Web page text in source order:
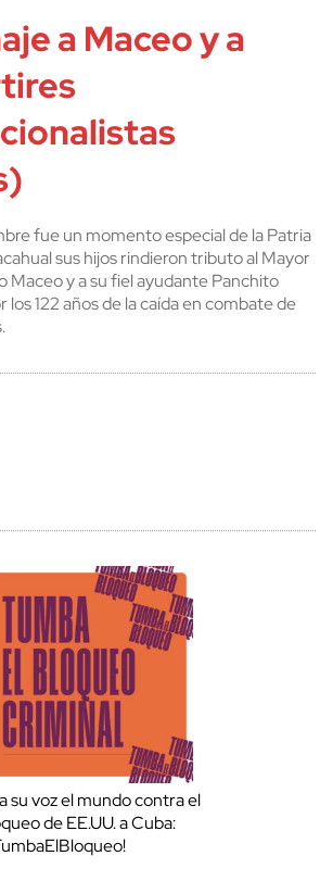
a Maceo y a
fue un momento especial de la Patria
sus hijos rindieron tributo al Mayor
Maceo y a su fiel ayudante Panchito
los 122 años de la caída en combate de
su voz el mundo contra el
de EE.UU. a Cuba: